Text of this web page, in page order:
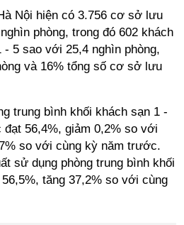
Nội hiện có 3.756 cơ sở lưu
phòng, trong đó 602 khách
5 sao với 25,4 nghìn phòng,
và 16% tổng số cơ sở lưu
trung bình khối khách sạn 1 -
56,4%, giảm 0,2% so với
so với cùng kỳ năm trước.
sử dụng phòng trung bình khối
tăng 37,2% so với cùng